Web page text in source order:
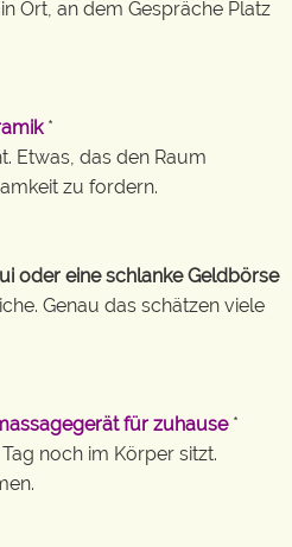
Ort, an dem Gespräche Platz
*
Etwas, das den Raum
zu fordern.
oder eine schlanke Geldbörse
Genau das schätzen viele
für zuhause *
noch im Körper sitzt.